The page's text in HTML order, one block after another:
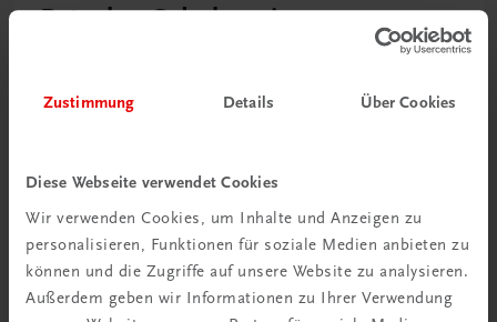
Zustimmung Details Über Cookies
Diese Webseite verwendet Cookies
Wir verwenden Cookies, um Inhalte und Anzeigen zu
personalisieren, Funktionen für soziale Medien anbieten zu
können und die Zugriffe auf unsere Website zu analysieren.
Außerdem geben wir Informationen zu Ihrer Verwendung
Ratgeber Schulpraxis